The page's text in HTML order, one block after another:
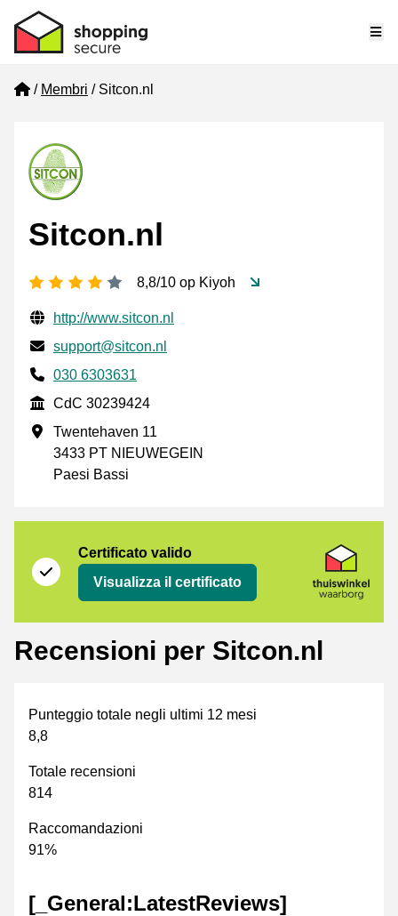
Home
Membri Sitcon.nl
Sitcon.nl
[_General:NumberOfStarsPluralFormat]
8,8/10 op Kiyoh
Informazioni di contatto verificate
Website URL
http://www.sitcon.nl
Mail
support@sitcon.nl
Phone number
030 6303631
CdC
CdC 30239424
Indirizzo commerciale
Twentehaven 11
3433 PT NIEUWEGEIN
Paesi Bassi
Certificato valido
Visualizza il certificato
Recensioni per Sitcon.nl
Punteggio totale negli ultimi 12 mesi
8,8
Totale recensioni
814
Raccomandazioni
91%
[_General:LatestReviews]